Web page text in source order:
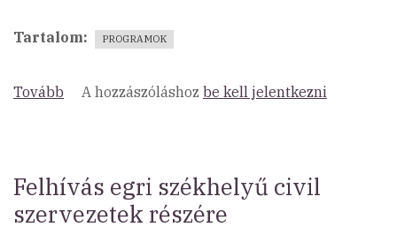
Tartalom PROGRAMOK
Tovább (Önkéntes
2016)
A hozzászóláshoz be kell jelentkezni
Felhívás egri székhelyű civil
szervezetek részére